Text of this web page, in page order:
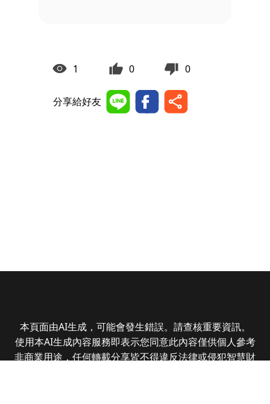
1 0 0
分享給好友
本頁面由AI生成，可能會發生錯誤。請查核重要資訊。
使用本AI生成內容服務即表示您同意此內容僅供個人參考
非商業用途，任何轉載分享皆不得違反法律或侵犯智慧財